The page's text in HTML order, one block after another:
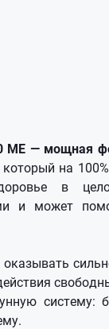
МЕ — мощная
который на
в
и может
систему: